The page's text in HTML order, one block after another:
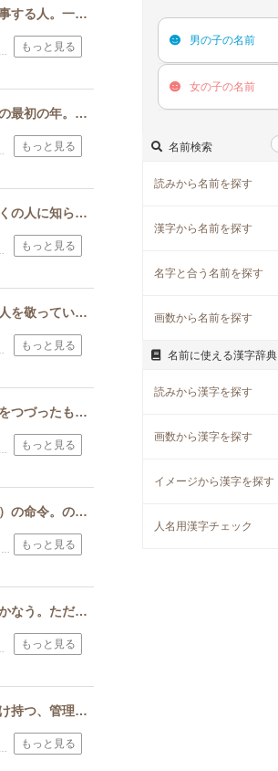
おっと、結婚している男性。男、成人した男性。労働に従事する人。一人前の男性、立派な男性。
もっと見る
もと、根本、根源。はじめ、はじまり、最初、一番。元号の最初の年。首長、君主、第一の人。かしら、こうべ、頭、首。大きい。正しい。美しい。
もっと見る
おおやけ。国や政府に関すること。政府や国家、官庁。多くの人に知られること、明らかなこと、表向きのこと。かたよらない、正しい、中立な。天子、天皇、君主など身分の高い人
もっと見る
いつくしむ、いつくしみ、思いやり。親しみ、情け。人、人を敬っていう語。人のこころ、人道。徳をそなえた人のこと。
もっと見る
文字、字、言葉。書き写した本、ふみ、手紙、書物、言葉をつづったもの。あや、いろどり、模様。外見の美しさ。おきて、決まり、礼儀。学問、芸術、教養。
もっと見る
スポンサードリンク
いいつける、命じる。命令、いいつけ。天子（国王、天皇）の命令。のり、決まり、法規、おきて。いましめ、教訓。立派な、良い。長、長官。
もっと見る
ただしい、まちがいない、まっすぐにする。確か。道理にかなう。ただす、直す、ただしくする。まさに、ちょうどその状態にあること。正月、ことのはじめ。本来の、本当の。
もっと見る
つかさ、つかさどる。役所、官庁。役人、官吏。役目を受け持つ、管理する、取り仕切る。うかがう、様子をうかがう。
もっと見る
男の子の名前
女の子の名前
名前検索
読みから名前を探す
漢字から名前を探す
名字と合う名前を探す
画数から名前を探す
名前に使える漢字辞典
読みから漢字を探す
画数から漢字を探す
イメージから漢字を探す
人名用漢字チェック